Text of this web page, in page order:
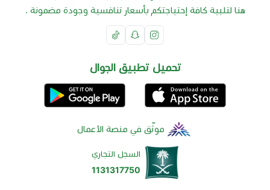
هنا لتلبية كافة إحتياجتكم بأسعار تنافسية وجودة مضمونة .
تحميل تطبيق الجوال
موثّق في منصة الأعمال
السجل التجاري
1131317750